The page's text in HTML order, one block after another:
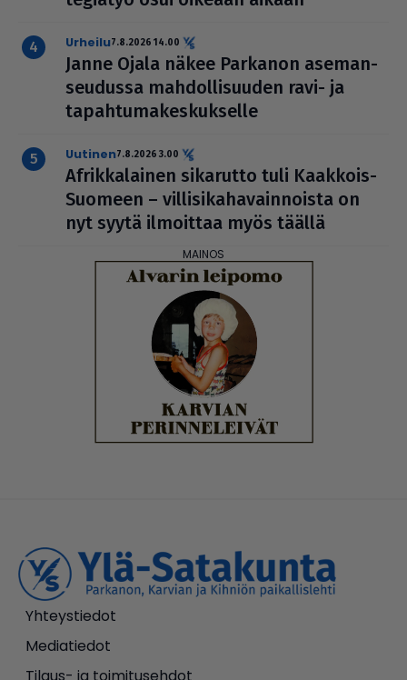
urheilu7.8.2026 14.00
Janne Ojala näkee Parkanon ase­man­
seu­dussa mah­dol­li­suu­den ravi- ja
tapah­tu­ma­kes­kuk­selle
uutinen7.8.2026 3.00
Afrik­ka­lai­nen sikarutto tuli Kaakkois-
Suomeen – vil­li­si­ka­ha­vain­noista on
nyt syytä ilmoittaa myös täällä
Yhteystiedot
Mediatiedot
Tilaus- ja toimitusehdot